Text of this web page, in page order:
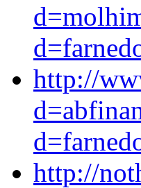
http://
http://